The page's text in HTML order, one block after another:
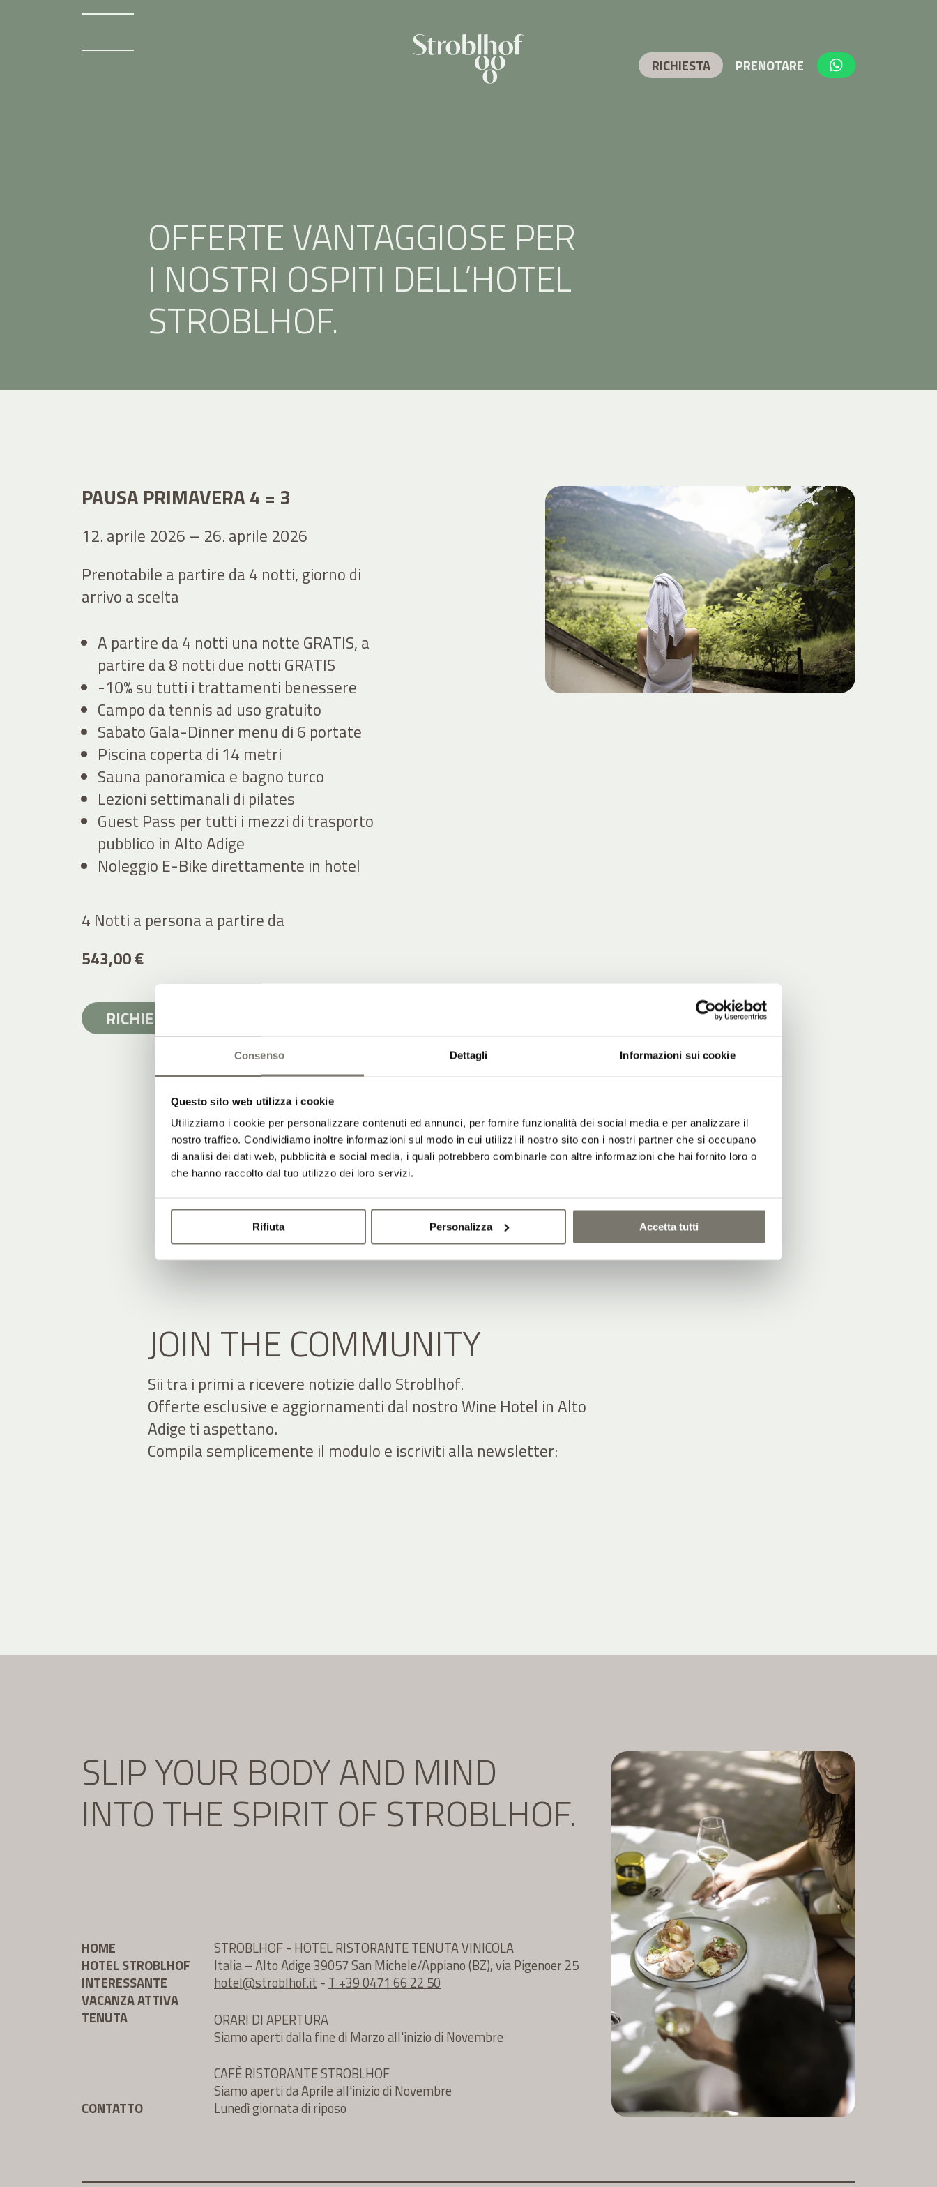
Consenso Dettagli Informazioni sui cookie
Questo sito web utilizza i cookie
Utilizziamo i cookie per personalizzare contenuti ed annunci, per fornire funzionalità dei social media e per analizzare il
nostro traffico. Condividiamo inoltre informazioni sul modo in cui utilizzi il nostro sito con i nostri partner che si occupano
di analisi dei dati web, pubblicità e social media, i quali potrebbero combinarle con altre informazioni che hai fornito loro o
che hanno raccolto dal tuo utilizzo dei loro servizi.
Rifiuta Personalizza Accetta tutti
OFFERTE VANTAGGIOSE PER
I NOSTRI OSPITI DELL’HOTEL
STROBLHOF.
PAUSA PRIMAVERA 4 = 3
12. aprile 2026 – 26. aprile 2026
Prenotabile a partire da 4 notti, giorno di
arrivo a scelta
A partire da 4 notti una notte GRATIS, a
partire da 8 notti due notti GRATIS
-10% su tutti i trattamenti benessere
Campo da tennis ad uso gratuito
Sabato Gala-Dinner menu di 6 portate
Piscina coperta di 14 metri
Sauna panoramica e bagno turco
Lezioni settimanali di pilates
Guest Pass per tutti i mezzi di trasporto
pubblico in Alto Adige
Noleggio E-Bike direttamente in hotel
4 Notti a persona a partire da
543,00 €
RICHIEDI
JOIN THE COMMUNITY
Sii tra i primi a ricevere notizie dallo Stroblhof.
Offerte esclusive e aggiornamenti dal nostro Wine Hotel in Alto
Adige ti aspettano.
Compila semplicemente il modulo e iscriviti alla newsletter:
SLIP YOUR BODY AND MIND
INTO THE SPIRIT OF STROBLHOF.
HOME
HOTEL STROBLHOF
INTERESSANTE
VACANZA ATTIVA
TENUTA
CONTATTO
STROBLHOF - HOTEL RISTORANTE TENUTA VINICOLA
Italia – Alto Adige 39057 San Michele/Appiano (BZ), via Pigenoer 25
hotel@stroblhof.it - T +39 0471 66 22 50
ORARI DI APERTURA
Siamo aperti dalla fine di Marzo all'inizio di Novembre
CAFÈ RISTORANTE STROBLHOF
Siamo aperti da Aprile all'inizio di Novembre
Lunedì giornata di riposo
RICHIESTA PRENOTARE